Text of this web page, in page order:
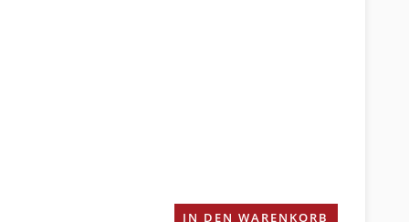
IN DEN WARENKORB